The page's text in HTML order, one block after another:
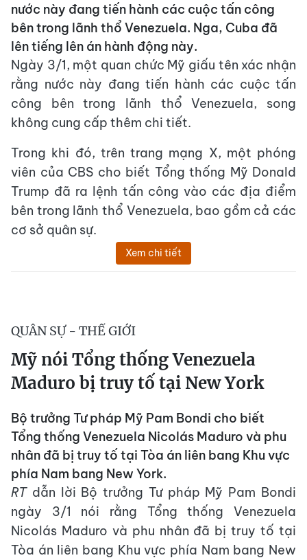
nước này đang tiến hành các cuộc tấn công
bên trong lãnh thổ Venezuela. Nga, Cuba đã
lên tiếng lên án hành động này.
Ngày 3/1, một quan chức Mỹ giấu tên xác nhận
rằng nước này đang tiến hành các cuộc tấn
công bên trong lãnh thổ Venezuela, song
không cung cấp thêm chi tiết.
Trong khi đó, trên trang mạng X, một phóng
viên của CBS cho biết Tổng thống Mỹ Donald
Trump đã ra lệnh tấn công vào các địa điểm
bên trong lãnh thổ Venezuela, bao gồm cả các
cơ sở quân sự.
Xem chi tiết
QUÂN SỰ - THẾ GIỚI
Mỹ nói Tổng thống Venezuela
Maduro bị truy tố tại New York
Bộ trưởng Tư pháp Mỹ Pam Bondi cho biết
Tổng thống Venezuela Nicolás Maduro và phu
nhân đã bị truy tố tại Tòa án liên bang Khu vực
phía Nam bang New York.
RTdẫn lời Bộ trưởng Tư pháp Mỹ Pam Bondi
ngày 3/1 nói rằng Tổng thống Venezuela
Nicolás Maduro và phu nhân đã bị truy tố tại
Tòa án liên bang Khu vực phía Nam bang New